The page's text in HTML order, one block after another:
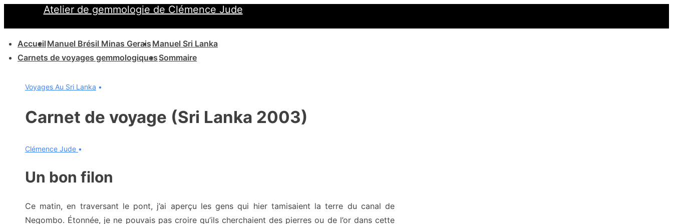
contenu
Atelier de gemmologie de Clémence Jude
Accueil Manuel Brésil Minas Gerais Manuel Sri Lanka
Carnets de voyages gemmologiques Sommaire
Voyages Au Sri Lanka
Carnet de voyage (Sri Lanka 2003)
Clémence Jude
Un bon filon
Ce matin, en traversant le pont, j’ai aperçu les gens qui hier tamisaient la terre du canal de
Negombo. Étonnée, je ne pouvais pas croire qu’ils cherchaient des pierres ou de l’or dans cette